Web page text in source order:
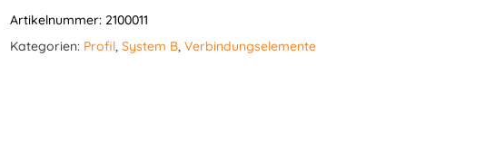
Artikelnummer: 2100011
Kategorien: Profil, System B, Verbindungselemente